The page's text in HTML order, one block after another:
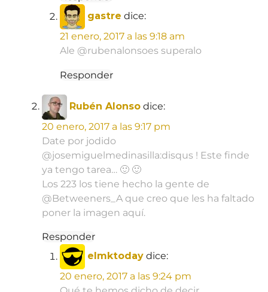
gastre dice:
21 enero, 2017 a las 9:18 am
Ale @rubenalonsoes superalo
Responder
Rubén Alonso dice:
20 enero, 2017 a las 9:17 pm
Date por jodido
@josemiguelmedinasilla:disqus ! Este finde
ya tengo tarea… 🙂 🙂
Los 223 los tiene hecho la gente de
@Betweeners_A que creo que les ha faltado
poner la imagen aquí.
Responder
elmktoday dice:
20 enero, 2017 a las 9:24 pm